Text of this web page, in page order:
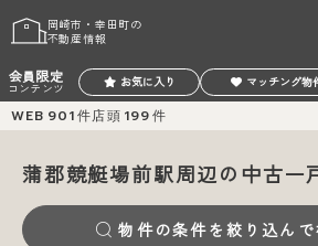
岡崎市・幸田町の
不動産情報
会員限定
コンテンツ お気に入り マッチング物
WEB 901件店頭 199件
蒲郡競艇場前駅周辺の中古一
物件の条件を絞り込ん